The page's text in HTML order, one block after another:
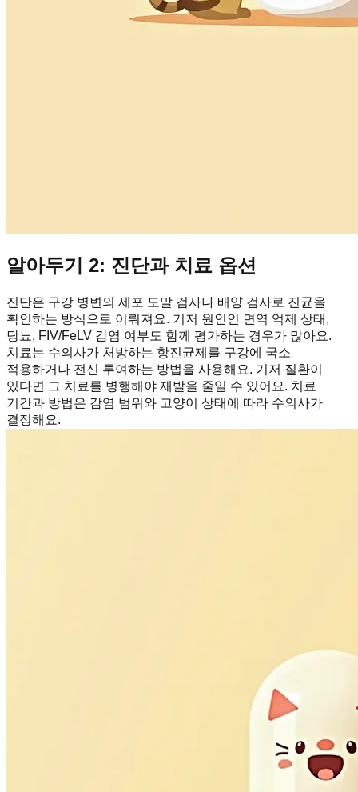
알아두기 2: 진단과 치료 옵션
진단은 구강 병변의 세포 도말 검사나 배양 검사로 진균을
확인하는 방식으로 이뤄져요. 기저 원인인 면역 억제 상태,
당뇨, FIV/FeLV 감염 여부도 함께 평가하는 경우가 많아요.
치료는 수의사가 처방하는 항진균제를 구강에 국소
적용하거나 전신 투여하는 방법을 사용해요. 기저 질환이
있다면 그 치료를 병행해야 재발을 줄일 수 있어요. 치료
기간과 방법은 감염 범위와 고양이 상태에 따라 수의사가
결정해요.